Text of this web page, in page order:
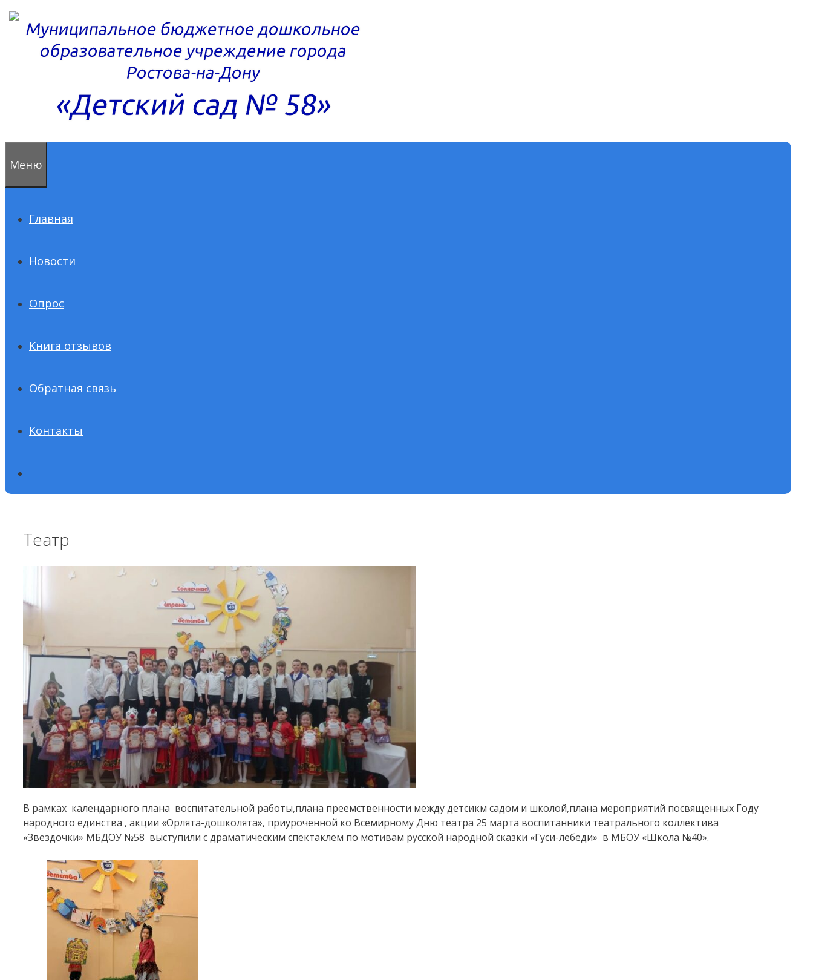
Перейти
содержимому
Меню
Главная
Новости
Опрос
Книга отзывов
Обратная связь
Контакты
Театр
В рамках календарного плана воспитательной работы,плана преемственности между детсикм садом и школой,плана мероприятий посвященных Году
народного единства , акции «Орлята-дошколята», приуроченной ко Всемирному Дню театра 25 марта воспитанники театрального коллектива
«Звездочки» МБДОУ №58 выступили с драматическим спектаклем по мотивам русской народной сказки «Гуси-лебеди» в МБОУ «Школа №40».